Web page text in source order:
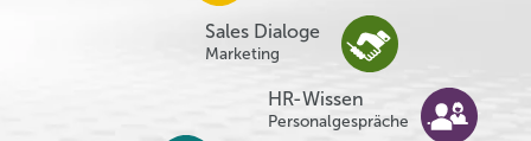
Sales Dialoge
Marketing
HR-Wissen
Personalgespräche